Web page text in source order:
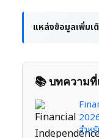
แหล่งข้อมูลเพิ่มเ
📚 บทความที่
สำห